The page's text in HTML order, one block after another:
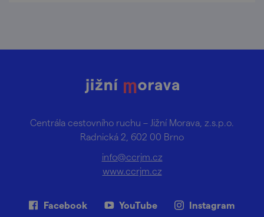
Centrála cestovního ruchu – Jižní Morava, z.s.p.o.
Radnická 2, 602 00 Brno
info@ccrjm.cz
www.ccrjm.cz
Facebook YouTube Instagram